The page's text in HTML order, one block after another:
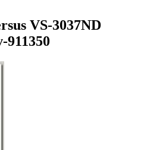
VS-3037ND
911350